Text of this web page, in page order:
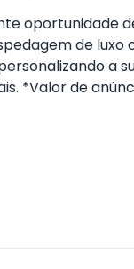
oportunidade
de
a
*Valor de